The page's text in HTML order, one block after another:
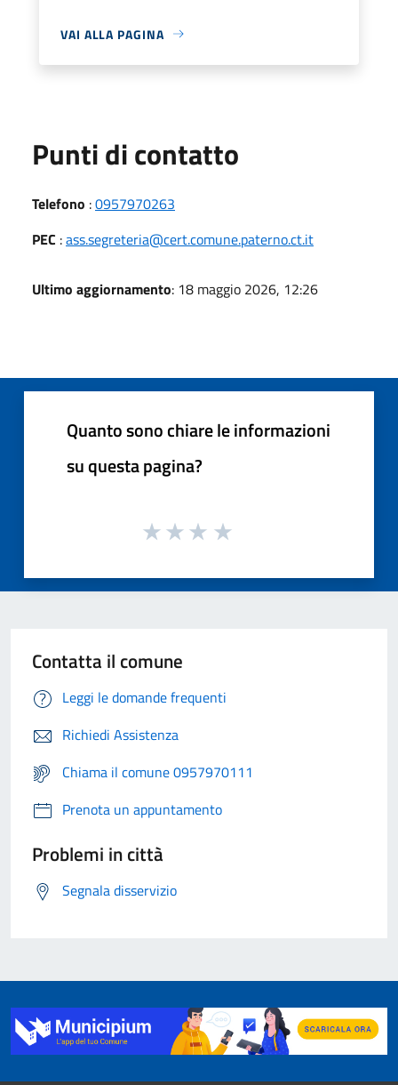
VAI ALLA PAGINA
Punti di contatto
Telefono :0957970263
PEC :ass.segreteria@cert.comune.paterno.ct.it
Ultimo aggiornamento: 18 maggio 2026, 12:26
Quanto sono chiare le informazioni
su questa pagina?
Contatta il comune
Leggi le domande frequenti
Richiedi Assistenza
Chiama il comune 0957970111
Prenota un appuntamento
Problemi in città
Segnala disservizio